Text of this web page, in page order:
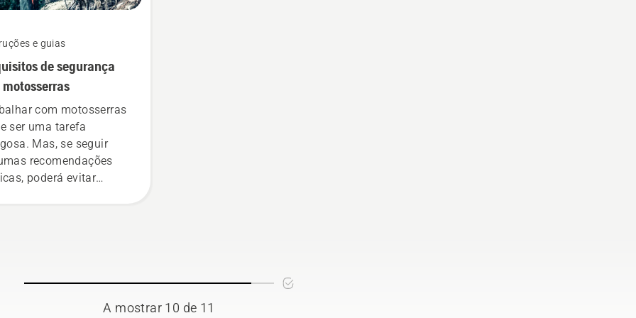
e guias
de segurança
motosserras
com motosserras
ser uma tarefa
Mas, se seguir
recomendações
poderá evitar
A mostrar 10 de 11